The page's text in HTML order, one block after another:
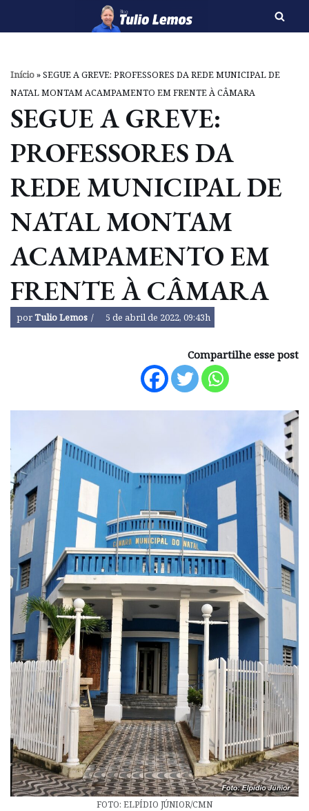
o
conteúdo
Início»SEGUE A GREVE: PROFESSORES DA REDE MUNICIPAL DE
NATAL MONTAM ACAMPAMENTO EM FRENTE À CÂMARA
SEGUE A GREVE:
PROFESSORES DA
REDE MUNICIPAL DE
NATAL MONTAM
ACAMPAMENTO EM
FRENTE À CÂMARA
porTulio Lemos 5 de abril de 2022, 09:43h
Compartilhe esse post
FOTO: ELPÍDIO JÚNIOR/CMN